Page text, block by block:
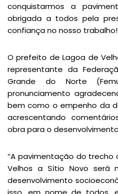
conquistarmos a
obrigada a todos pela
confiança no nosso
O prefeito de Lagoa de
representante da
Grande do Norte
pronunciamento
bem como o empenho da
acrescentando
obra para o
“A pavimentação do trecho
Velhos a Sítio Novo será
desenvolvimento